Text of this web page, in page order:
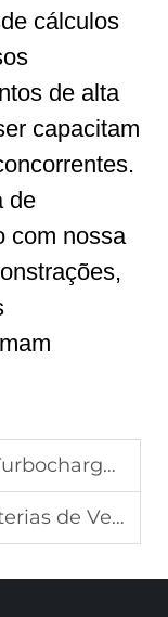
cálculos
de alta
capacitam
de
com nossa
de Laser Rapidamente
Sem Calor da Soldagem a Laser